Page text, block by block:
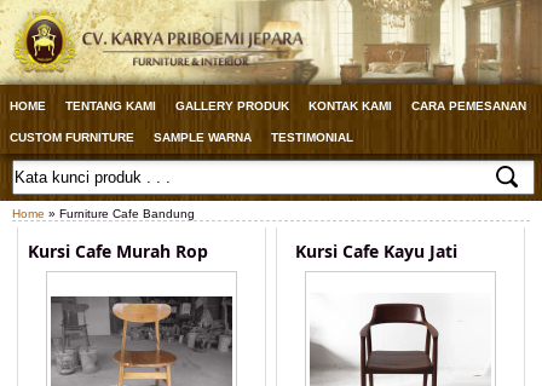
HOME TENTANG KAMI GALLERY PRODUK KONTAK KAMI CARA PEMESANAN
CUSTOM FURNITURE SAMPLE WARNA TESTIMONIAL
Home » Furniture Cafe Bandung
Kursi Cafe Murah Rop Kursi Cafe Kayu Jati